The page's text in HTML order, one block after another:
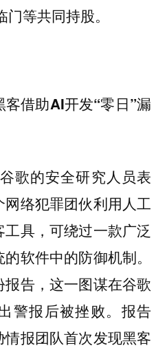
等共同持股。
借助AI开发“零日”漏
歌的安全研究人员表
络犯罪团伙利用人工
具，可绕过一款广泛
软件中的防御机制。
告，这一图谋在谷歌
警报后被挫败。报告
报团队首次发现黑客